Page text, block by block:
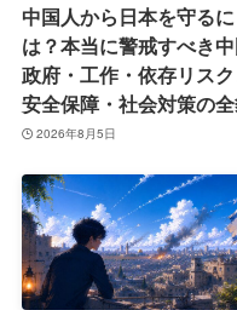
中国人から日本を守るに
は？本当に警戒すべき
政府・工作・依存リス
安全保障・社会対策の
2026年8月5日